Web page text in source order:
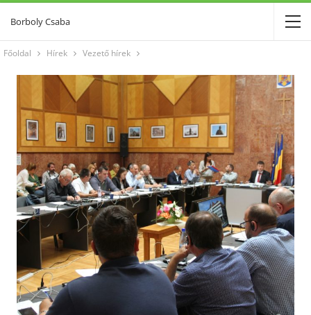
Borboly Csaba
Főoldal Hírek Vezető hírek